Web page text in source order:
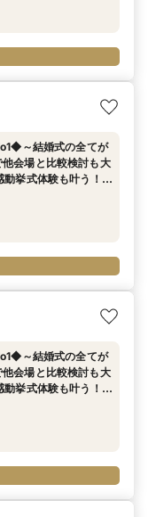
～結婚式の全てが
会場と比較検討も大
挙式体験も叶う！
万円相当※》
～結婚式の全てが
会場と比較検討も大
挙式体験も叶う！
万円相当※》